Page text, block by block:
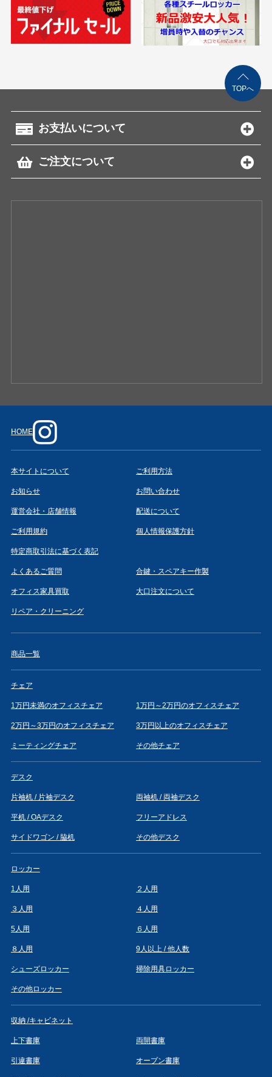
お支払いについて
ご注文について
HOME
本サイトについて ご利用方法
お知らせ お問い合わせ
運営会社・店舗情報 配送について
ご利用規約 個人情報保護方針
特定商取引法に基づく表記
よくあるご質問 合鍵・スペアキー作製
オフィス家具買取 大口注文について
リペア・クリーニング
商品一覧
チェア
1万円未満のオフィスチェア 1万円～2万円のオフィスチェア
2万円～3万円のオフィスチェア 3万円以上のオフィスチェア
ミーティングチェア その他チェア
デスク
片袖机 / 片袖デスク 両袖机 / 両袖デスク
平机 / OAデスク フリーアドレス
サイドワゴン / 脇机 その他デスク
ロッカー
1人用 ２人用
３人用 ４人用
5人用 ６人用
８人用 9人以上 / 他人数
シューズロッカー 掃除用具ロッカー
その他ロッカー
収納 /キャビネット
上下書庫 両開書庫
引違書庫 オープン書庫
TOPへ